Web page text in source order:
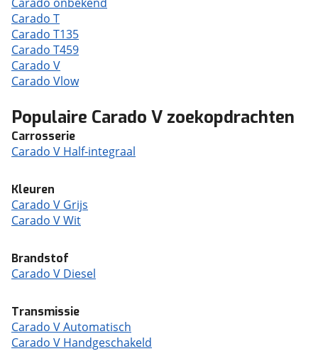
Carado T
Carado T135
Carado T459
Carado V
Carado Vlow
Populaire Carado V zoekopdrachten
Carrosserie
Carado V Half-integraal
Kleuren
Carado V Grijs
Carado V Wit
Brandstof
Carado V Diesel
Transmissie
Carado V Automatisch
Carado V Handgeschakeld